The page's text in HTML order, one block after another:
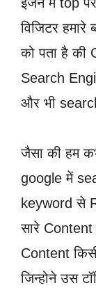
विजिटर
को पता है
Search
और भी
जैसा की हम
google में
keyword से
सारे
Content
जिन्होने उस